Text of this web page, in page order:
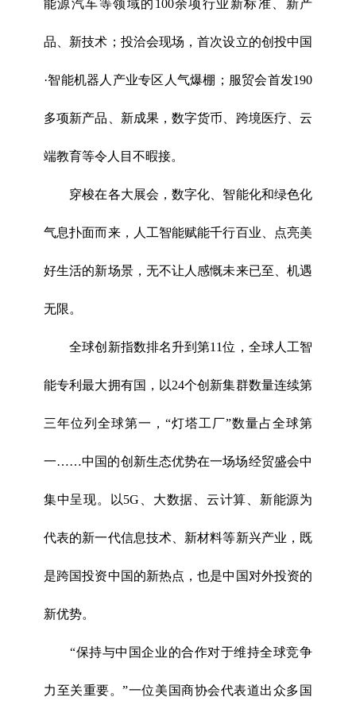
能源汽车等领域的100余项行业新标准、新产
品、新技术；投洽会现场，首次设立的创投中国
·智能机器人产业专区人气爆棚；服贸会首发190
多项新产品、新成果，数字货币、跨境医疗、云
端教育等令人目不暇接。
穿梭在各大展会，数字化、智能化和绿色化
气息扑面而来，人工智能赋能千行百业、点亮美
好生活的新场景，无不让人感慨未来已至、机遇
无限。
全球创新指数排名升到第11位，全球人工智
能专利最大拥有国，以24个创新集群数量连续第
三年位列全球第一，“灯塔工厂”数量占全球第
一……中国的创新生态优势在一场场经贸盛会中
集中呈现。以5G、大数据、云计算、新能源为
代表的新一代信息技术、新材料等新兴产业，既
是跨国投资中国的新热点，也是中国对外投资的
新优势。
“保持与中国企业的合作对于维持全球竞争
力至关重要。”一位美国商协会代表道出众多国